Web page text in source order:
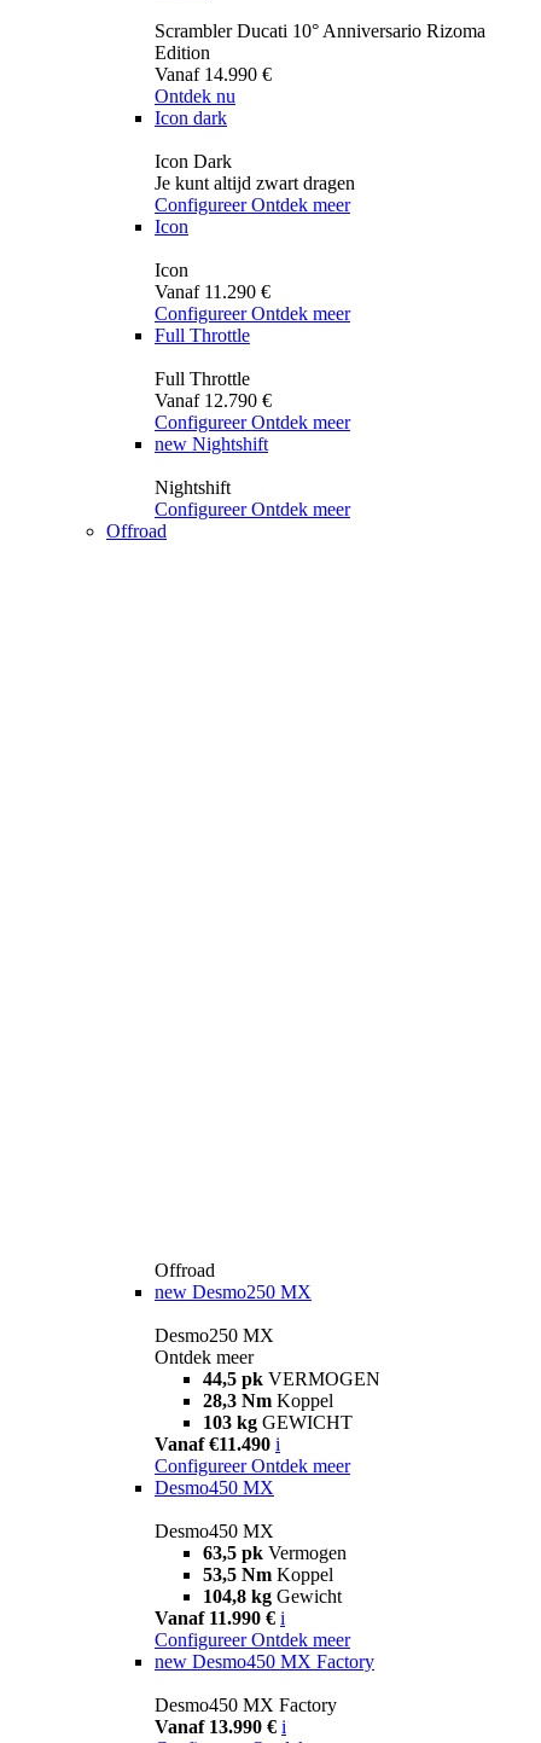
Scrambler Ducati 10° Anniversario Rizoma
Edition
Vanaf 14.990 €
Ontdek nu
Icon dark
Icon Dark
Je kunt altijd zwart dragen
Configureer Ontdek meer
Icon
Icon
Vanaf 11.290 €
Configureer Ontdek meer
Full Throttle
Full Throttle
Vanaf 12.790 €
Configureer Ontdek meer
new Nightshift
Nightshift
Configureer Ontdek meer
Offroad
Offroad
new Desmo250 MX
Desmo250 MX
Ontdek meer
44,5 pk VERMOGEN
28,3 Nm Koppel
103 kg GEWICHT
Vanaf €11.490 i
Configureer Ontdek meer
Desmo450 MX
Desmo450 MX
63,5 pk Vermogen
53,5 Nm Koppel
104,8 kg Gewicht
Vanaf 11.990 € i
Configureer Ontdek meer
new Desmo450 MX Factory
Desmo450 MX Factory
Vanaf 13.990 € i